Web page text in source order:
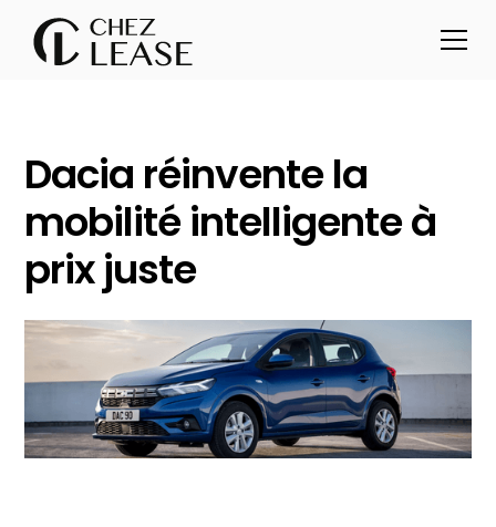
Dacia réinvente la
mobilité intelligente à
prix juste